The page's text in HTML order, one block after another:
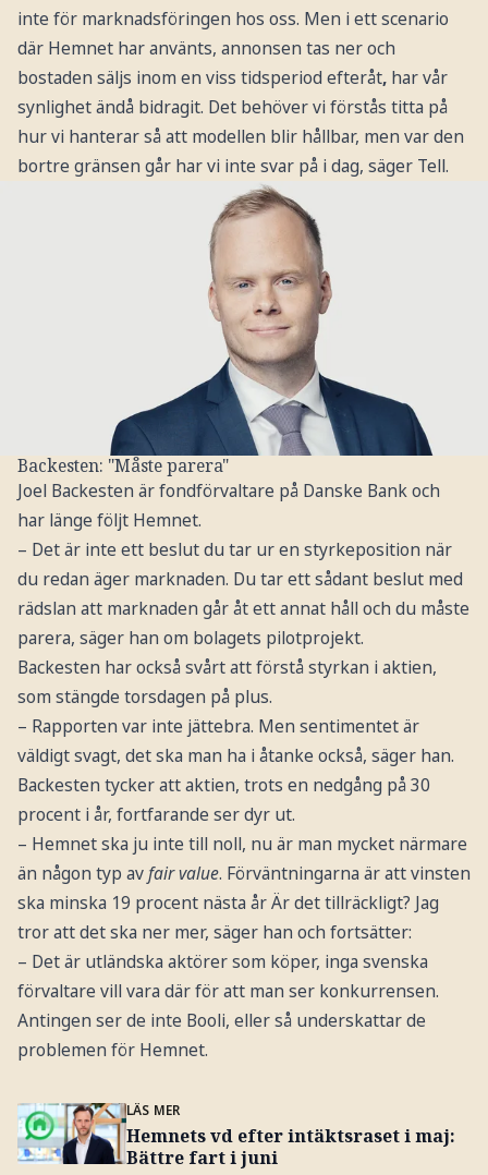
inte för marknadsföringen hos oss. Men i ett scenario
där Hemnet har använts, annonsen tas ner och
bostaden säljs inom en viss tidsperiod efteråt,har vår
synlighet ändå bidragit. Det behöver vi förstås titta på
hur vi hanterar så att modellen blir hållbar, men var den
bortre gränsen går har vi inte svar på i dag, säger Tell.
Backesten: "Måste parera"
Joel Backesten är fondförvaltare på Danske Bank och
har länge följt Hemnet.
– Det är inte ett beslut du tar ur en styrkeposition när
du redan äger marknaden. Du tar ett sådant beslut med
rädslan att marknaden går åt ett annat håll och du måste
parera, säger han om bolagets pilotprojekt.
Backesten har också svårt att förstå styrkan i aktien,
som stängde torsdagen på plus.
– Rapporten var inte jättebra. Men sentimentet är
väldigt svagt, det ska man ha i åtanke också, säger han.
Backesten tycker att aktien, trots en nedgång på 30
procent i år, fortfarande ser dyr ut.
– Hemnet ska ju inte till noll, nu är man mycket närmare
än någon typ avfair value. Förväntningarna är att vinsten
ska minska 19 procent nästa år Är det tillräckligt? Jag
tror att det ska ner mer, säger han och fortsätter:
– Det är utländska aktörer som köper, inga svenska
förvaltare vill vara där för att man ser konkurrensen.
Antingen ser de inte Booli, eller så underskattar de
problemen för Hemnet.
LÄS MER
Hemnets vd efter intäktsraset i maj:
Bättre fart i juni